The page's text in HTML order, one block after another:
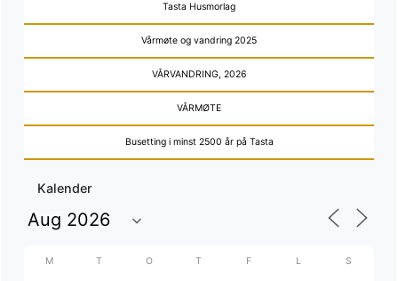
Tasta Husmorlag
Vårmøte og vandring 2025
VÅRVANDRING, 2026
VÅRMØTE
Busetting i minst 2500 år på Tasta
Kalender
M T O T F L S